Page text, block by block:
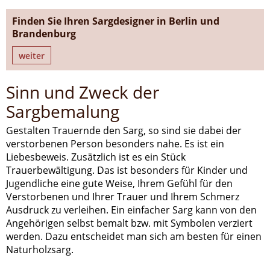
Finden Sie Ihren Sargdesigner in Berlin und
Brandenburg
weiter
Sinn und Zweck der
Sargbemalung
Gestalten Trauernde den Sarg, so sind sie dabei der
verstorbenen Person besonders nahe. Es ist ein
Liebesbeweis. Zusätzlich ist es ein Stück
Trauerbewältigung. Das ist besonders für Kinder und
Jugendliche eine gute Weise, Ihrem Gefühl für den
Verstorbenen und Ihrer Trauer und Ihrem Schmerz
Ausdruck zu verleihen. Ein einfacher Sarg kann von den
Angehörigen selbst bemalt bzw. mit Symbolen verziert
werden. Dazu entscheidet man sich am besten für einen
Naturholzsarg.